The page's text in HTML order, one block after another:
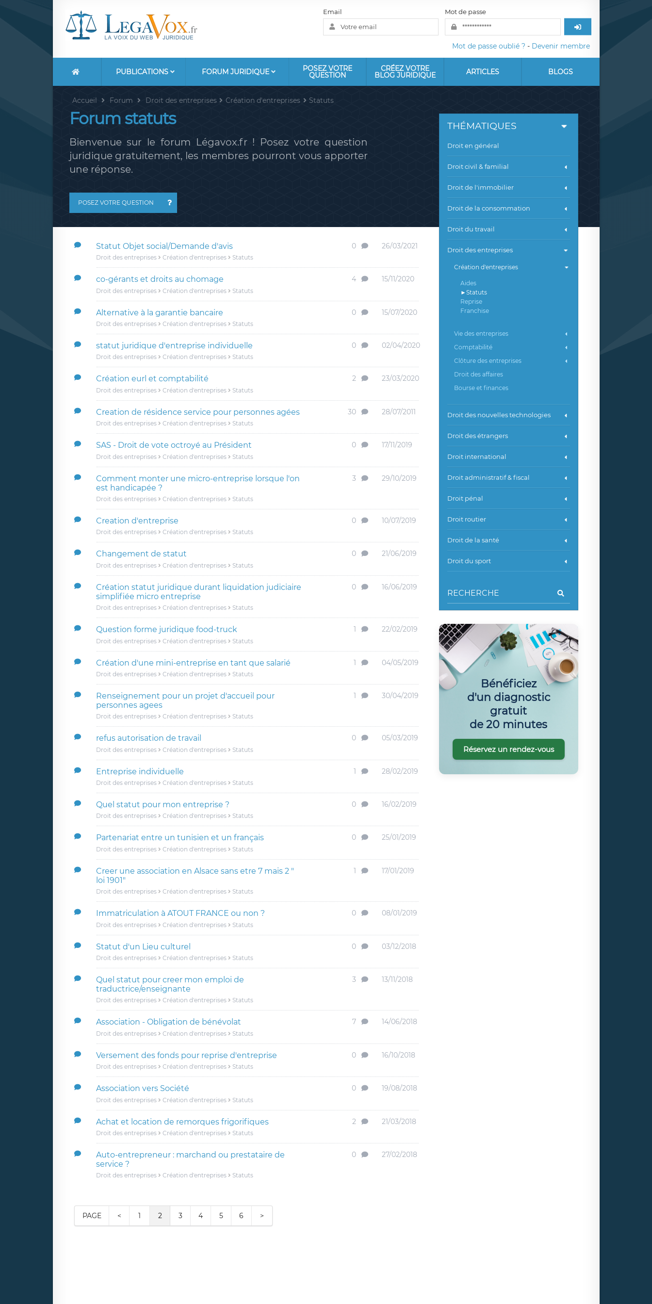
Email Mot de passe
Mot de passe oublié ? - Devenir membre
PUBLICATIONS FORUM JURIDIQUE POSEZ VOTRE
QUESTION
CRÉEZ VOTRE
BLOG JURIDIQUE ARTICLES BLOGS
Accueil Forum Droit des entreprises Création d'entreprises Statuts
Forum statuts
Bienvenue sur le forum Légavox.fr ! Posez votre question
juridique gratuitement, les membres pourront vous apporter
une réponse.
POSEZ VOTRE QUESTION
Statut Objet social/Demande d'avis
Droit des entreprises Création d'entreprises Statuts
0 26/03/2021
co-gérants et droits au chomage
Droit des entreprises Création d'entreprises Statuts
4 15/11/2020
Alternative à la garantie bancaire
Droit des entreprises Création d'entreprises Statuts
0 15/07/2020
statut juridique d'entreprise individuelle
Droit des entreprises Création d'entreprises Statuts
0 02/04/2020
Création eurl et comptabilité
Droit des entreprises Création d'entreprises Statuts
2 23/03/2020
Creation de résidence service pour personnes agées
Droit des entreprises Création d'entreprises Statuts
30 28/07/2011
SAS - Droit de vote octroyé au Président
Droit des entreprises Création d'entreprises Statuts
0 17/11/2019
Comment monter une micro-entreprise lorsque l'on
est handicapée ?
Droit des entreprises Création d'entreprises Statuts
3 29/10/2019
Creation d'entreprise
Droit des entreprises Création d'entreprises Statuts
0 10/07/2019
Changement de statut
Droit des entreprises Création d'entreprises Statuts
0 21/06/2019
Création statut juridique durant liquidation judiciaire
simplifiée micro entreprise
Droit des entreprises Création d'entreprises Statuts
0 16/06/2019
Question forme juridique food-truck
Droit des entreprises Création d'entreprises Statuts
1 22/02/2019
Création d'une mini-entreprise en tant que salarié
Droit des entreprises Création d'entreprises Statuts
1 04/05/2019
Renseignement pour un projet d'accueil pour
personnes agees
Droit des entreprises Création d'entreprises Statuts
1 30/04/2019
refus autorisation de travail
Droit des entreprises Création d'entreprises Statuts
0 05/03/2019
Entreprise individuelle
Droit des entreprises Création d'entreprises Statuts
1 28/02/2019
Quel statut pour mon entreprise ?
Droit des entreprises Création d'entreprises Statuts
0 16/02/2019
Partenariat entre un tunisien et un français
Droit des entreprises Création d'entreprises Statuts
0 25/01/2019
Creer une association en Alsace sans etre 7 mais 2 "
loi 1901"
Droit des entreprises Création d'entreprises Statuts
1 17/01/2019
Immatriculation à ATOUT FRANCE ou non ?
Droit des entreprises Création d'entreprises Statuts
0 08/01/2019
Statut d'un Lieu culturel
Droit des entreprises Création d'entreprises Statuts
0 03/12/2018
Quel statut pour creer mon emploi de
traductrice/enseignante
Droit des entreprises Création d'entreprises Statuts
3 13/11/2018
Association - Obligation de bénévolat
Droit des entreprises Création d'entreprises Statuts
7 14/06/2018
Versement des fonds pour reprise d'entreprise
Droit des entreprises Création d'entreprises Statuts
0 16/10/2018
Association vers Société
Droit des entreprises Création d'entreprises Statuts
0 19/08/2018
Achat et location de remorques frigorifiques
Droit des entreprises Création d'entreprises Statuts
2 21/03/2018
Auto-entrepreneur : marchand ou prestataire de
service ?
Droit des entreprises Création d'entreprises Statuts
0 27/02/2018
PAGE < 1 2 3 4 5 6 >
THÉMATIQUES
Droit en général
Droit civil & familial
Droit de l'immobilier
Droit de la consommation
Droit du travail
Droit des entreprises
Création d'entreprises
Aides
Statuts
Reprise
Franchise
Vie des entreprises
Comptabilité
Clôture des entreprises
Droit des affaires
Bourse et finances
Droit des nouvelles technologies
Droit des étrangers
Droit international
Droit administratif & fiscal
Droit pénal
Droit routier
Droit de la santé
Droit du sport
Bénéficiez
d'un diagnostic
gratuit
de 20 minutes
Réservez un rendez-vous